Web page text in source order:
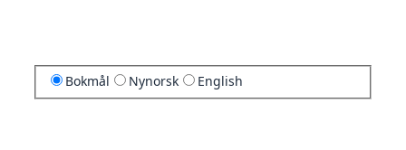
Bokmål Nynorsk English